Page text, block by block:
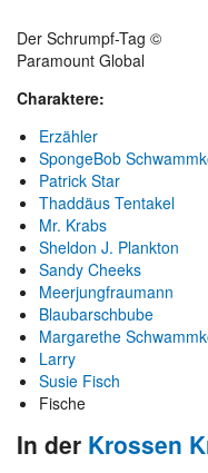
Der Schrumpf-Tag ©
Paramount Global
Charaktere:
Erzähler
SpongeBob
Patrick Star
Thaddäus Tentakel
Mr. Krabs
Sheldon J. Plankton
Sandy Cheeks
Meerjungfraumann
Blaubarschbube
Margarethe
Larry
Susie Fisch
Fische
In der Krossen